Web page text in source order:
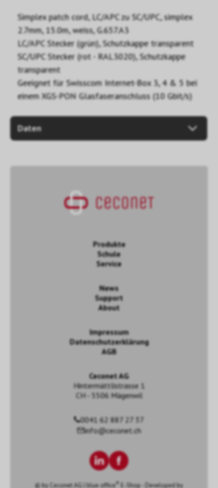
Simplex patch cord, LC/APC zu SC/UPC, simplex
2.7mm, 15.0m, weiss, G.657.A3
LC/APC Stecker (grün), Schutzkappe transparent
SC/UPC Stecker (rot - RAL3020), Schutzkappe
transparent
Geeignet für Swisscom Internet-Box 3, 4 & 5 bei
einem XGS-PON Glasfaseranschluss (10 Gbit/s)
Daten
Produkte
Schule
Service
News
Support
About
Impressum
Datenschutzerklärung
AGB
Ceconet AG
Hintermättlistrasse 1
CH - 5506 Mägenwil
0041 62 887 27 37
info@ceconet.ch
© by Ceconet AG blue office ® E-Shop - Developed by